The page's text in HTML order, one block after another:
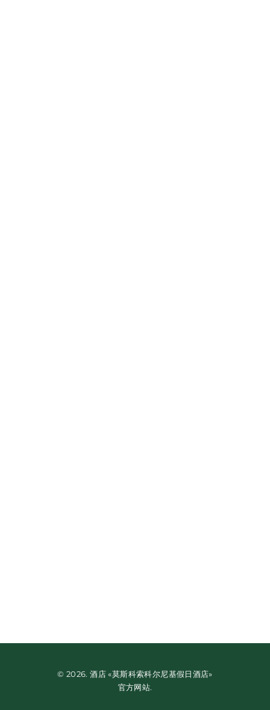
© 2026. 酒店 «莫斯科索科尔尼基假日酒店»
官方网站.